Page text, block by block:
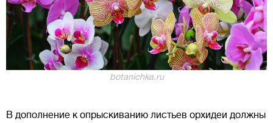
botanichka.ru
В дополнение к опрыскиванию листьев орхидеи должны